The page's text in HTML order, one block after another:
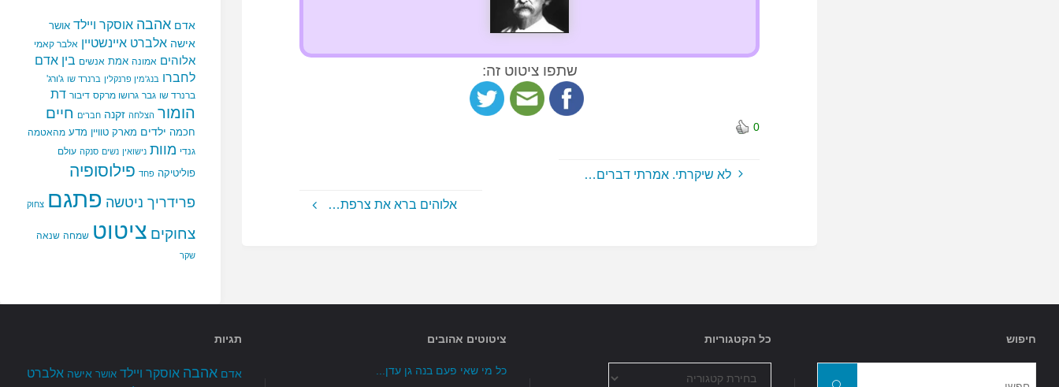
שתפו ציטוט זה:
0
לא שיקרתי. אמרתי דברים…
אלוהים ברא את צרפת…
אדם אהבה אוסקר ויילד אושר
אישה אלברט איינשטיין אלבר קאמי
אלוהים אמונה אמת אנשים בין אדם
לחברו בנג'מין פרנקלין ברנרד שו ג'ורג'
ברנרד שו גבר גרושו מרקס דיבור דת
הומור הצלחה זקנה חברים חיים
חכמה ילדים מארק טוויין מדע מהאטמה
גנדי מוות נישואין נשים סנקה עולם
פוליטיקה פחד פילוסופיה
פרידריך ניטשה פתגם צחוק
צחוקים ציטוט שמחה שנאה
שקר
חיפוש כל הקטגוריות ציטוטים אהובים
כל מי שאי פעם בנה גן עדן...
תגיות
אדם אהבה אוסקר ויילד אושר אישה אלברט